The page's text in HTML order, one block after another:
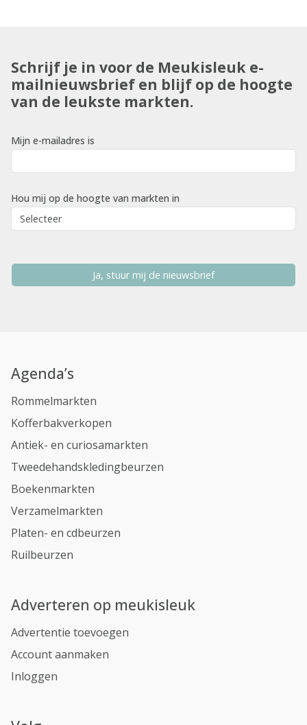
Schrijf je in voor de Meukisleuk e-
mailnieuwsbrief en blijf op de hoogte
van de leukste markten.
Mijn e-mailadres is
Hou mij op de hoogte van markten in
Ja, stuur mij de nieuwsbrief
Agenda’s
Rommelmarkten
Kofferbakverkopen
Antiek- en curiosamarkten
Tweedehandskledingbeurzen
Boekenmarkten
Verzamelmarkten
Platen- en cdbeurzen
Ruilbeurzen
Adverteren op meukisleuk
Advertentie toevoegen
Account aanmaken
Inloggen